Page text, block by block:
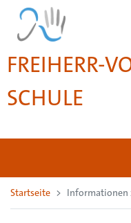
FREIHERR-
SCHULE
Startseite Informationen